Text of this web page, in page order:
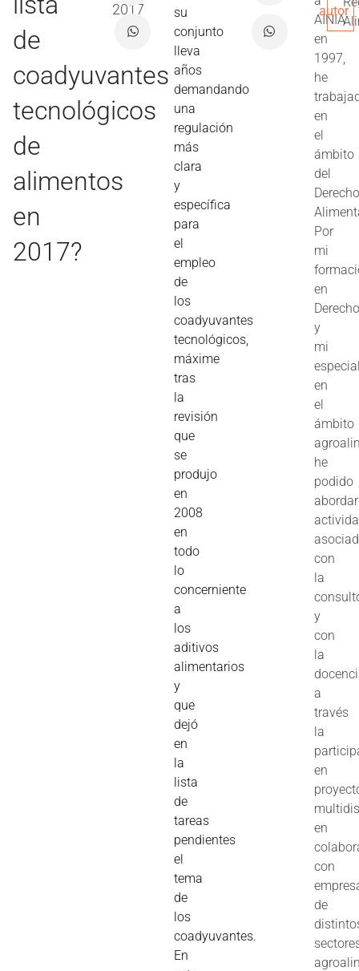
de
coadyuvantes
tecnológicos
de
alimentos
en
2017?
2017
su
conjunto
lleva
años
demandando
una
regulación
más
clara
y
específica
para
el
empleo
de
los
coadyuvantes
tecnológicos,
máxime
tras
la
revisión
que
se
produjo
en
2008
en
todo
lo
concerniente
a
los
aditivos
alimentarios
y
que
dejó
en
la
lista
de
tareas
pendientes
el
tema
de
los
coadyuvantes.
En
AINIA
en
1997,
he
en
el
ámbito
del
Por
mi
en
y
mi
en
el
ámbito
he
podido
abordar
con
la
y
con
la
a
través
la
en
en
con
de
autor